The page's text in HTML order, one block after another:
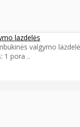
lazdelės
valgymo
1 pora ..